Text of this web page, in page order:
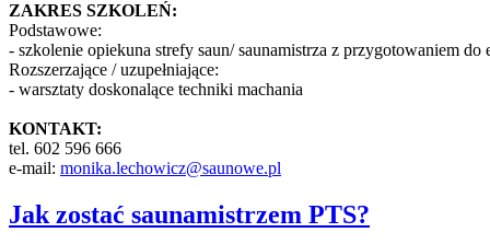
ZAKRES SZKOLEŃ:
Podstawowe:
- szkolenie opiekuna strefy saun/ saunamistrza z przygotowaniem do
Rozszerzające / uzupełniające:
- warsztaty doskonalące techniki machania
KONTAKT:
tel. 602 596 666
e-mail: monika.lechowicz@saunowe.pl
Jak zostać saunamistrzem PTS?